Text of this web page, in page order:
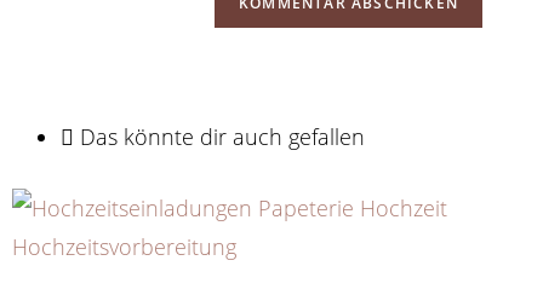
Das könnte dir auch gefallen